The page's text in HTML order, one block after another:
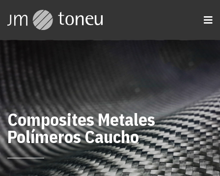
Composites Metales
Polímeros Caucho